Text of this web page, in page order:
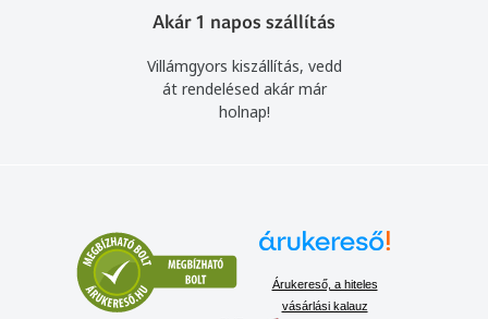
Akár 1 napos szállítás
Villámgyors kiszállítás, vedd
át rendelésed akár már
holnap!
Árukereső, a hiteles
vásárlási kalauz